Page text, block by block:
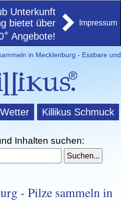
Unterkunft
bietet über
+ Angebote!
Impressum
in Mecklenburg - Essbare
Wetter Killikus Schmuck
Inhalten suchen:
- Pilze sammeln in